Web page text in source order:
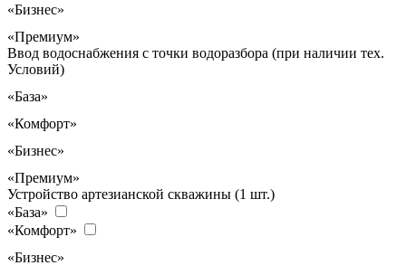
«Бизнес»
«Премиум»
Ввод водоснабжения с точки водоразбора (при наличии тех.
Условий)
«База»
«Комфорт»
«Бизнес»
«Премиум»
Устройство артезианской скважины (1 шт.)
«База»
«Комфорт»
«Бизнес»